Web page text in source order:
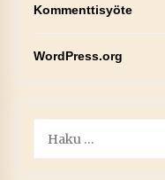
Kommenttisyöte
WordPress.org